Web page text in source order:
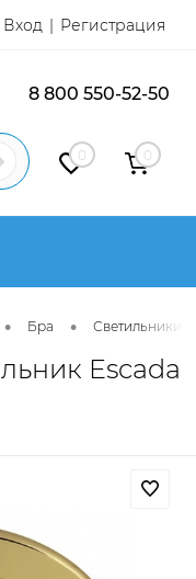
Вход Регистрация
8 800 550-52-50
0 0
• Бра • Светильники
Escada